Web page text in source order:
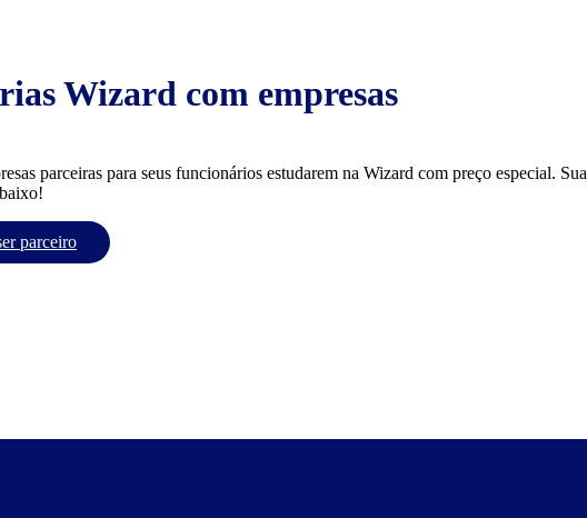
Wizard com empresas
parceiras para seus funcionários estudarem na Wizard com preço especial.
parceiro